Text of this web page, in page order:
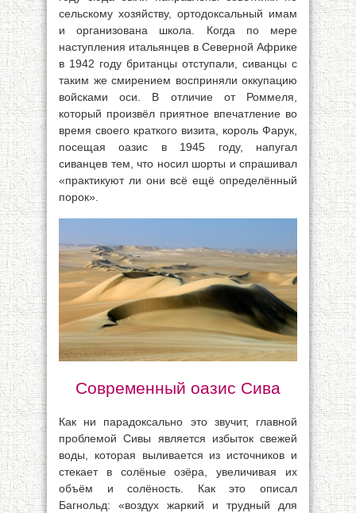
сельскому хозяйству, ортодоксальный имам
и организована школа. Когда по мере
наступления итальянцев в Северной Африке
в 1942 году британцы отступали, сиванцы с
таким же смирением восприняли оккупацию
войсками оси. В отличие от Роммеля,
который произвёл приятное впечатление во
время своего краткого визита, король Фарук,
посещая оазис в 1945 году, напугал
сиванцев тем, что носил шорты и спрашивал
«практикуют ли они всё ещё определённый
порок».
Современный оазис Сива
Как ни парадоксально это звучит, главной
проблемой Сивы является избыток свежей
воды, которая выливается из источников и
стекает в солёные озёра, увеличивая их
объём и солёность. Как это описал
Багнольд: «воздух жаркий и трудный для